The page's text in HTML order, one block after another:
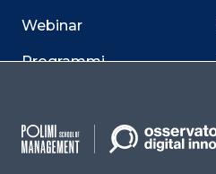
Webinar
Programmi